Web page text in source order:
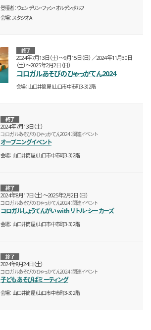
登壇者 ウェンデリン・ファン・オルデンボルフ
会場 スタジオA
2024年7月13日（土）〜9月15日（日）
2024年11月30日
（土）〜2025年2月2日（日）
終了
コロガルあそびのひゃっかてん2024
会場 山口井筒屋（山口市中市町3-3）2階
2024年7月13日（土）
終了
コロガルあそびのひゃっかてん2024：関連イベント
オープニングイベント
会場 山口井筒屋（山口市中市町3-3）2階
2024年8月17日（土）〜2025年2月2日（日）
終了
コロガルあそびのひゃっかてん2024：関連イベント
コロガルしょうてんがい with リトル・シーカーズ
会場 山口井筒屋（山口市中市町3-3）2階
2024年8月24日（土）
終了
コロガルあそびのひゃっかてん2024：関連イベント
子どもあそびばミーティング
会場 山口井筒屋（山口市中市町3-3）2階